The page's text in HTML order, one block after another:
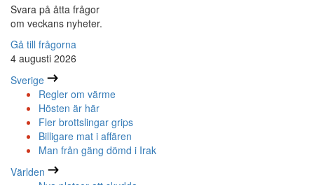
Svara på åtta frågor
om veckans nyheter.
Gå till frågorna
4 augusti 2026
Sverige
Regler om värme
Hösten är här
Fler brottslingar grips
Billigare mat i affären
Man från gäng dömd i Irak
Världen